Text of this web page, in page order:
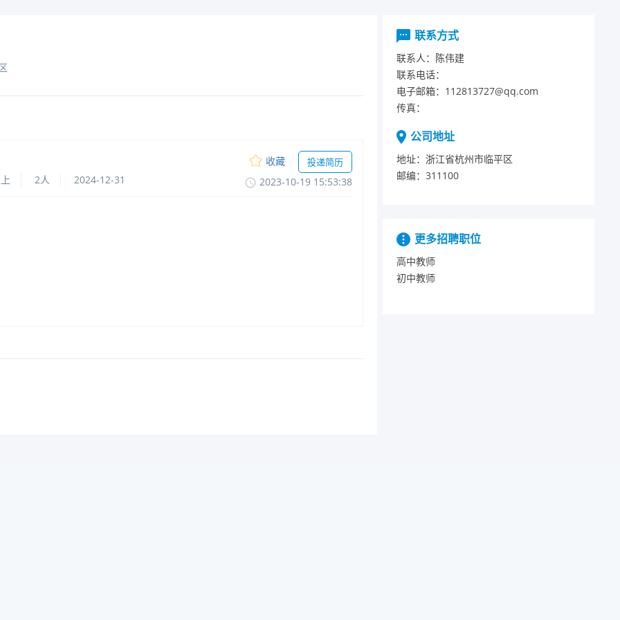
2人 2024-12-31
收藏 投递简历
2023-10-1915:53:38
联系方式
联系人： 陈伟建
联系电话：
电子邮箱： 112813727@qq.com
传真：
公司地址
地址： 浙江省杭州市临平区
邮编： 311100
更多招聘职位
高中教师
初中教师